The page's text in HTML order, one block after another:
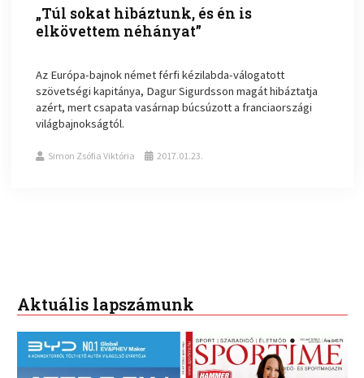
„Túl sokat hibáztunk, és én is
elkövettem néhányat”
Az Európa-bajnok német férfi kézilabda-válogatott
szövetségi kapitánya, Dagur Sigurdsson magát hibáztatja
azért, mert csapata vasárnap búcsúzott a franciaországi
világbajnokságtól.
Simon Zsófia Viktória 2017.01.23.
Aktuális lapszámunk